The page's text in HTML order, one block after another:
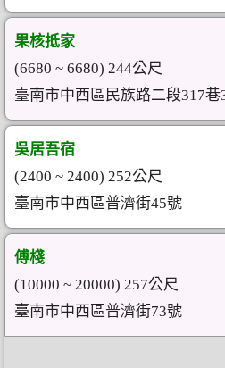
果核抵家
(6680 ~ 6680) 244公尺
臺南市中西區民族路二段317巷
吳居吾宿
(2400 ~ 2400) 252公尺
臺南市中西區普濟街45號
傅棧
(10000 ~ 20000) 257公尺
臺南市中西區普濟街73號